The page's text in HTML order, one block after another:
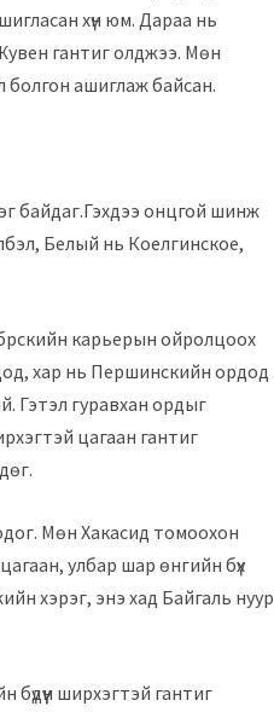
хүн юм. Дараа нь
гантиг олджээ. Мөн
ашиглаж байсан.
байдаг.Гэхдээ онцгой шинж
Белый нь Коелгинское,
карьерын ойролцоох
хар нь Першинскийн ордод
Гэтэл гуравхан ордыг
цагаан гантиг
Мөн Хакасид томоохон
улбар шар өнгийн бүх
хэрэг, энэ хад Байгаль нуур
ширхэгтэй гантиг